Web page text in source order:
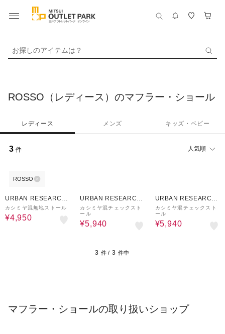
お探しのアイテムは？
ROSSO（レディース）のマフラー・ショール
レディース メンズ キッズ・ベビー
3 件 人気順
ROSSO
URBAN RESEARCH
ware house
カシミヤ混無地ストール
¥4,950
URBAN RESEARCH
ware house
カシミヤ混チェックスト
ール
¥5,940
URBAN RESEARCH
ware house
カシミヤ混チェックスト
ール
¥5,940
3 件 / 3 件中
マフラー・ショールの取り扱いショップ